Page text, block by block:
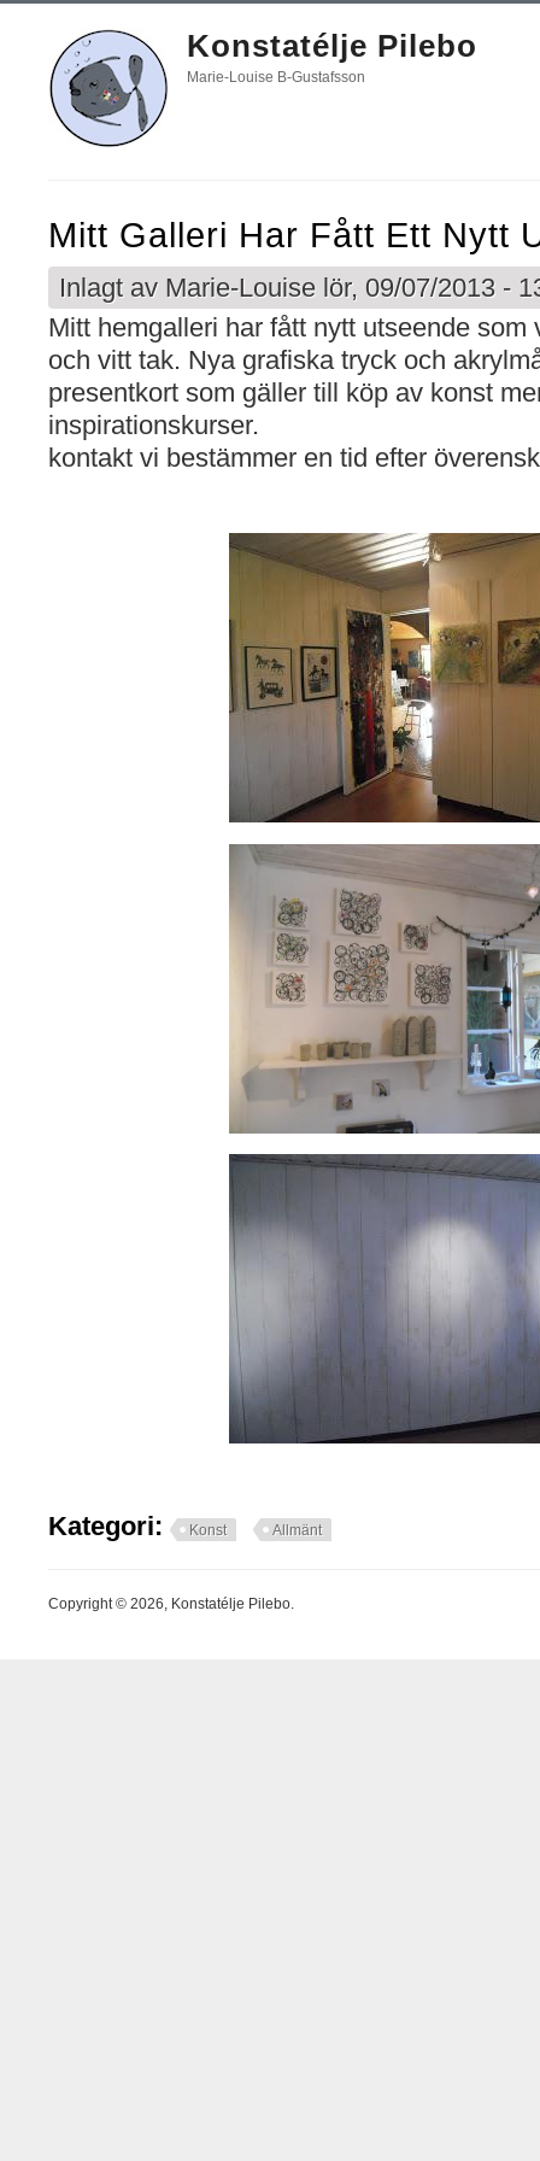
Konstatélje Pilebo
Marie-Louise B-Gustafsson
Mitt Galleri Har Fått Ett Nytt
Inlagt av Marie-Louise lör, 09/07/2013 -
Mitt hemgalleri har fått nytt utseende som
och vitt tak. Nya grafiska tryck och
presentkort som gäller till köp av konst
inspirationskurser.
kontakt vi bestämmer en tid efter
Kategori: Konst Allmänt
Copyright © 2026, Konstatélje Pilebo.